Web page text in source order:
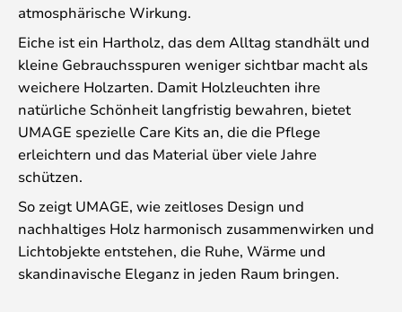
atmosphärische Wirkung.
Eiche ist ein Hartholz, das dem Alltag standhält und
kleine Gebrauchsspuren weniger sichtbar macht als
weichere Holzarten. Damit Holzleuchten ihre
natürliche Schönheit langfristig bewahren, bietet
UMAGE spezielle Care Kits an, die die Pflege
erleichtern und das Material über viele Jahre
schützen.
So zeigt UMAGE, wie zeitloses Design und
nachhaltiges Holz harmonisch zusammenwirken und
Lichtobjekte entstehen, die Ruhe, Wärme und
skandinavische Eleganz in jeden Raum bringen.